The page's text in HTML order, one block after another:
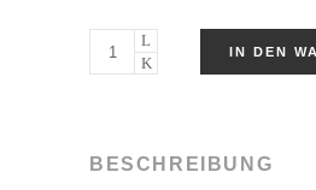
IN DEN
BESCHREIBUNG